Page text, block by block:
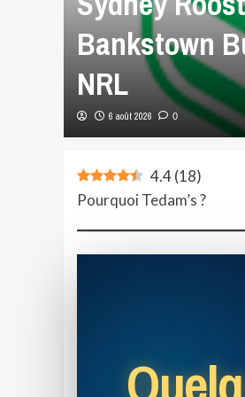
Bankstown
NRL
6 août 2026 0
4.4 (18)
Pourquoi Tedam’s ?